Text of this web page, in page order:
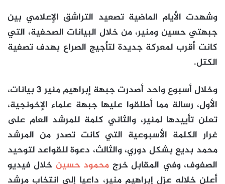
وشهدت الأيام الماضية تصعيد التراشق الإعلامي بين
جبهتي حسين ومنير، من خلال البيانات الصحفية، التي
كانت أقرب لمعركة جديدة لتأجيج الصراع بهدف تصفية
الكتل.
وخلال أسبوع واحد أصدرت جبهة إبراهيم منير 3 بيانات،
الأول، رسالة مما أطلقوا عليها جبهة علماء الإخونجية،
تعلن تأييدها لمنير، والثاني كلمة للمرشد العام على
غرار الكلمة الأسبوعية التي كانت تصدر من المرشد
محمد بديع بشكل دوري، والثالث، دعوة للقواعد لتوحيد
الصفوف، وفي المقابل خرج محمود حسين خلال فيديو
أعلن خلاله عزل إبراهيم منير، داعيا إلى انتخاب مرشد